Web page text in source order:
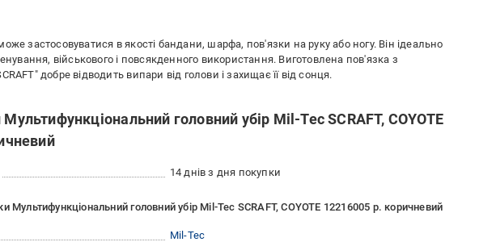
застосовуватися в якості бандани, шарфа, пов'язки на руку або ногу. Він ідеально
військового і повсякденного використання. Виготовлена пов'язка з
добре відводить випари від голови і захищає її від сонця.
головний убір Mil-Tec SCRAFT, COYOTE
14 днів з дня покупки
Мультифункціональний головний убір Mil-Tec SCRAFT, COYOTE 12216005 р. коричневий
Mil-Tec